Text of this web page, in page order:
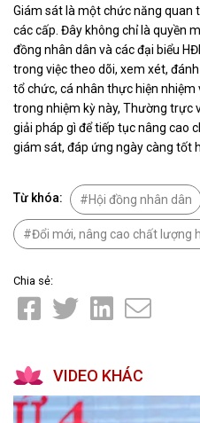
Giám sát là một chức năng quan
các cấp. Đây không chỉ là quyền
đồng nhân dân và các đại biểu
trong việc theo dõi, xem xét,
tổ chức, cá nhân thực hiện nhiệm
trong nhiệm kỳ này, Thường trực
giải pháp gì để tiếp tục nâng cao
giám sát, đáp ứng ngày càng tốt
Từ khóa: Hội đồng nhân dân
Đổi mới, nâng cao chất lượng
Chia sẻ:
VIDEO KHÁC